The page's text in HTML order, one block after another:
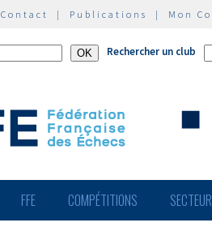
Contact | Publications | Mon
Rechercher un club
FFE COMPÉTITIONS